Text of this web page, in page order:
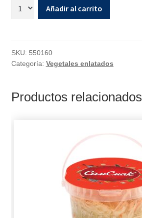
Añadir al carrito
SKU: 550160
Categoría: Vegetales enlatados
Productos relacionados